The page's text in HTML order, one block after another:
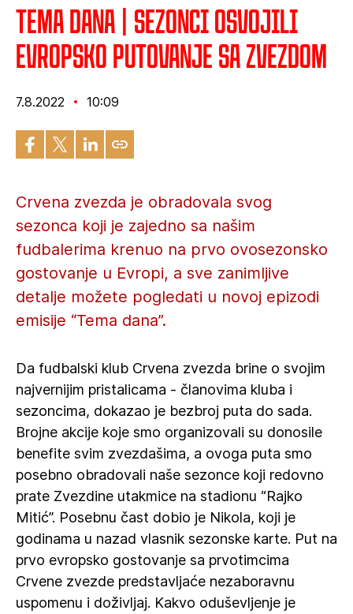
Tema dana | Sezonci osvojili
evropsko putovanje sa Zvezdom
7.8.2022 10:09
Crvena zvezda je obradovala svog
sezonca koji je zajedno sa našim
fudbalerima krenuo na prvo ovosezonsko
gostovanje u Evropi, a sve zanimljive
detalje možete pogledati u novoj epizodi
emisije “Tema dana”.
Da fudbalski klub Crvena zvezda brine o svojim
najvernijim pristalicama - članovima kluba i
sezoncima, dokazao je bezbroj puta do sada.
Brojne akcije koje smo organizovali su donosile
benefite svim zvezdašima, a ovoga puta smo
posebno obradovali naše sezonce koji redovno
prate Zvezdine utakmice na stadionu “Rajko
Mitić”. Posebnu čast dobio je Nikola, koji je
godinama u nazad vlasnik sezonske karte. Put na
prvo evropsko gostovanje sa prvotimcima
Crvene zvezde predstavljaće nezaboravnu
uspomenu i doživljaj. Kakvo oduševljenje je